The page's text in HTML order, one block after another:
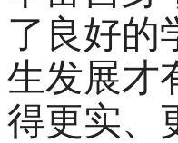
了良好的
生发展才
得更实、